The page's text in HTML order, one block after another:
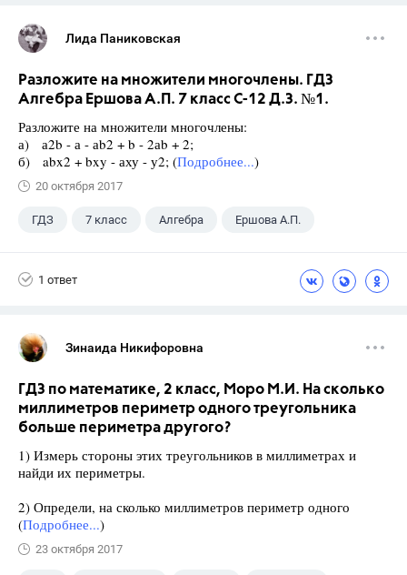
Лида Паниковская
Разложите на множители многочлены. ГДЗ
Алгебра Ершова А.П. 7 класс С-12 Д.З. №1.
Разложите на множители многочлены:
а) а2b - а - аb2 + b - 2аb + 2;
б) abx2 + bxy - аху - у2; (Подробнее...)
20 октября 2017
ГДЗ 7 класс Алгебра Ершова А.П.
1 ответ
Зинаида Никифоровна
ГДЗ по математике, 2 класс, Моро М.И. На сколько
миллиметров периметр одного треугольника
больше периметра другого?
1) Измерь стороны этих треугольников в миллиметрах и
найди их периметры.
2) Определи, на сколько миллиметров периметр одного
(Подробнее...)
23 октября 2017